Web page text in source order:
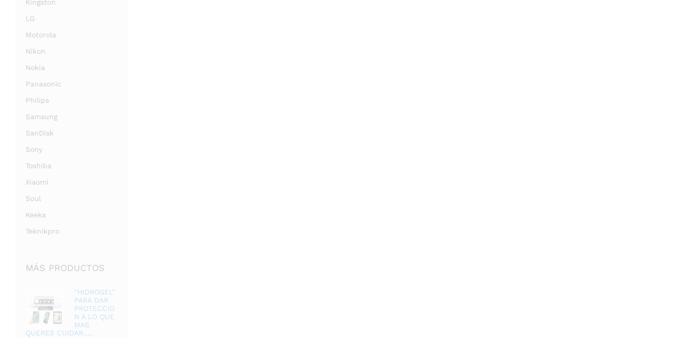
Kingston
LG
Motorola
Nikon
Nokia
Panasonic
Philips
Samsung
SanDisk
Sony
Toshiba
Xiaomi
Soul
Keeka
Teknikpro
MÁS PRODUCTOS
"HIDROGEL"
PARA DAR
PROTECCIO
N A LO QUE
MAS
QUERES CUIDAR.....